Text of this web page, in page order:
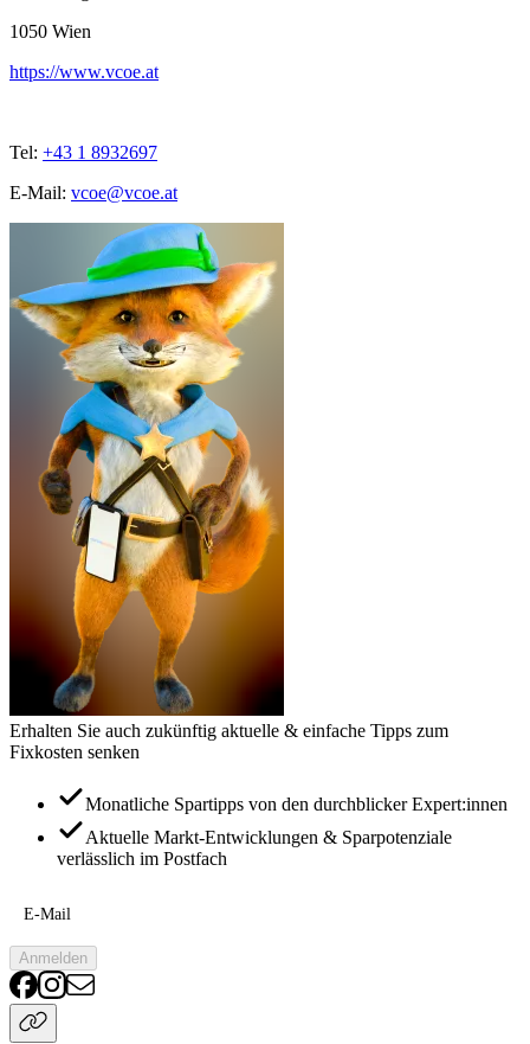
1050 Wien
https://www.vcoe.at
Tel: +43 1 8932697
E-Mail: vcoe@vcoe.at
Erhalten Sie auch zukünftig aktuelle & einfache Tipps zum
Fixkosten senken
Monatliche Spartipps von den durchblicker Expert:innen
Aktuelle Markt-Entwicklungen & Sparpotenziale
verlässlich im Postfach
E-Mail
Anmelden